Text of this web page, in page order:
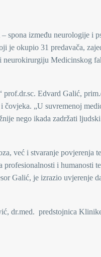
spona između neurologije i
je okupio 31 predavača,
Medicinskog
Edvard Galić,
„U suvremenoj
nego ikada zadržati
već i stvaranje povjerenja
i humanosti
Galić, je izrazio uvjerenje
dr.med. predstojnica